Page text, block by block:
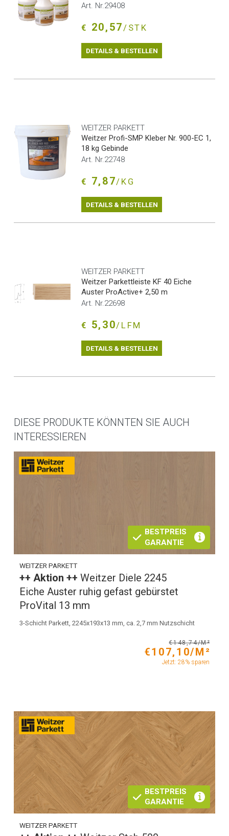
Art. Nr.29408
€ 20,57/STK
DETAILS & BESTELLEN
WEITZER PARKETT
Weitzer Profi-SMP Kleber Nr. 900-EC 1,
18 kg Gebinde
Art. Nr.22748
€ 7,87/KG
DETAILS & BESTELLEN
WEITZER PARKETT
Weitzer Parkettleiste KF 40 Eiche
Auster ProActive+ 2,50 m
Art. Nr.22698
€ 5,30/LFM
DETAILS & BESTELLEN
DIESE PRODUKTE KÖNNTEN SIE AUCH
INTERESSIEREN
BESTPREIS
GARANTIE
WEITZER PARKETT
++ Aktion ++Weitzer Diele 2245
Eiche Auster ruhig gefast gebürstet
ProVital 13 mm
3-Schicht Parkett, 2245x193x13 mm, ca. 2,7 mm Nutzschicht
€148,74/M²
€107,10/M²
Jetzt: 28% sparen
BESTPREIS
GARANTIE
WEITZER PARKETT